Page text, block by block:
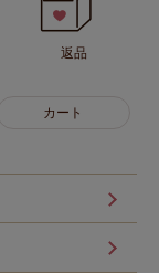
返品
カート